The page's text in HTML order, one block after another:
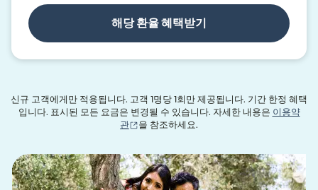
해당 환율 혜택받기
신규 고객에게만 적용됩니다. 고객 1명당 1회만 제공됩니다. 기간 한정 혜택
입니다. 표시된 모든 요금은 변경될 수 있습니다. 자세한 내용은 이용약
관
(새 창에서 열림)
을 참조하세요.